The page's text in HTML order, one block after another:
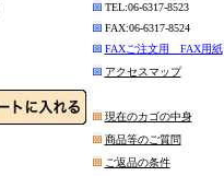
TEL:06-6317-8523
FAX:06-6317-8524
FAXご注文用 FAX用紙
アクセスマップ
現在のカゴの中身
商品等のご質問
ご返品の条件